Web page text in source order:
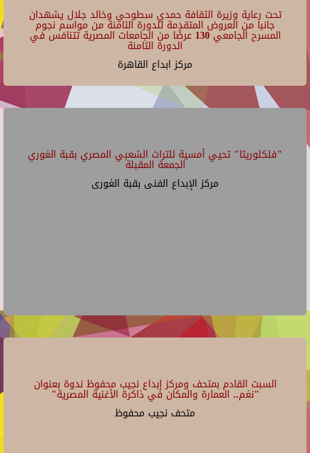
تحت رعاية وزيرة الثقافة حمدي سطوحي وخالد جلال يشهدان
جانبا من العروض المتقدمة للدورة الثامنة من مواسم نجوم
المسرح الجامعي 130 عرضًا من الجامعات المصرية تتنافس في
الدورة الثامنة
مركز ابداع القاهرة
"فلكلوريتا" تحيي أمسية للتراث الشعبي المصري بقبة الغوري
الجمعة المقبلة
مركز الإبداع الفنى بقبة الغورى
السبت القادم بمتحف ومركز إبداع نجيب محفوظ ندوة بعنوان
"نغم.. العمارة والمكان في ذاكرة الأغنية المصرية"
متحف نجيب محفوظ